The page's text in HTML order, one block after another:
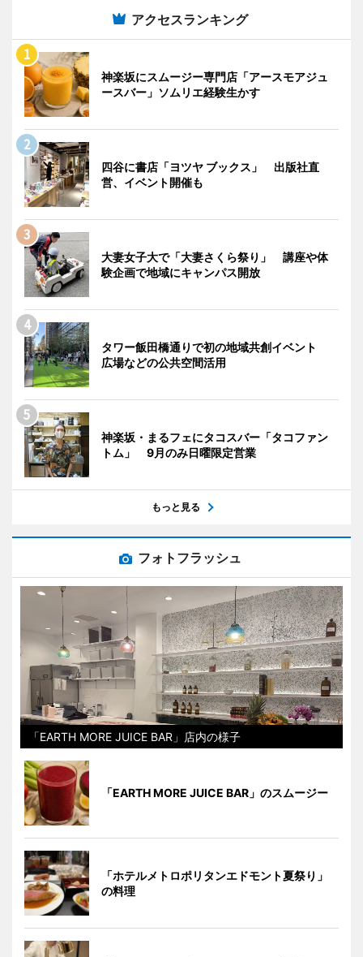
アクセスランキング
神楽坂にスムージー専門店「アースモアジュ
ースバー」ソムリエ経験生かす
四谷に書店「ヨツヤ ブックス」 出版社直
営、イベント開催も
大妻女子大で「大妻さくら祭り」 講座や体
験企画で地域にキャンパス開放
タワー飯田橋通りで初の地域共創イベント
広場などの公共空間活用
神楽坂・まるフェにタコスバー「タコファン
トム」 9月のみ日曜限定営業
もっと見る
フォトフラッシュ
「EARTH MORE JUICE BAR」店内の様子
「EARTH MORE JUICE BAR」のスムージー
「ホテルメトロポリタンエドモント夏祭り」
の料理